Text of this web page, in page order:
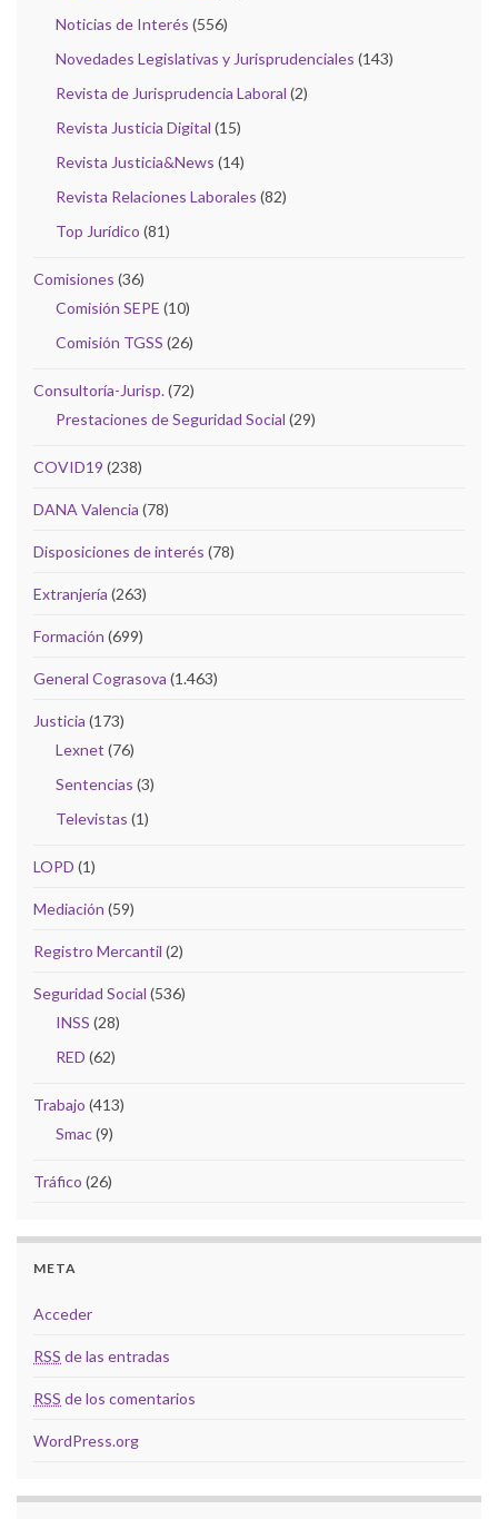
Noticias de Interés (556)
Novedades Legislativas y Jurisprudenciales (143)
Revista de Jurisprudencia Laboral (2)
Revista Justicia Digital (15)
Revista Justicia&News (14)
Revista Relaciones Laborales (82)
Top Jurídico (81)
Comisiones (36)
Comisión SEPE (10)
Comisión TGSS (26)
Consultoría-Jurisp.(72)
Prestaciones de Seguridad Social (29)
COVID19 (238)
DANA Valencia (78)
Disposiciones de interés (78)
Extranjería (263)
Formación (699)
General Cograsova (1.463)
Justicia (173)
Lexnet (76)
Sentencias (3)
Televistas (1)
LOPD (1)
Mediación (59)
Registro Mercantil (2)
Seguridad Social (536)
INSS (28)
RED (62)
Trabajo (413)
Smac(9)
Tráfico (26)
META
Acceder
RSS de las entradas
RSS de los comentarios
WordPress.org